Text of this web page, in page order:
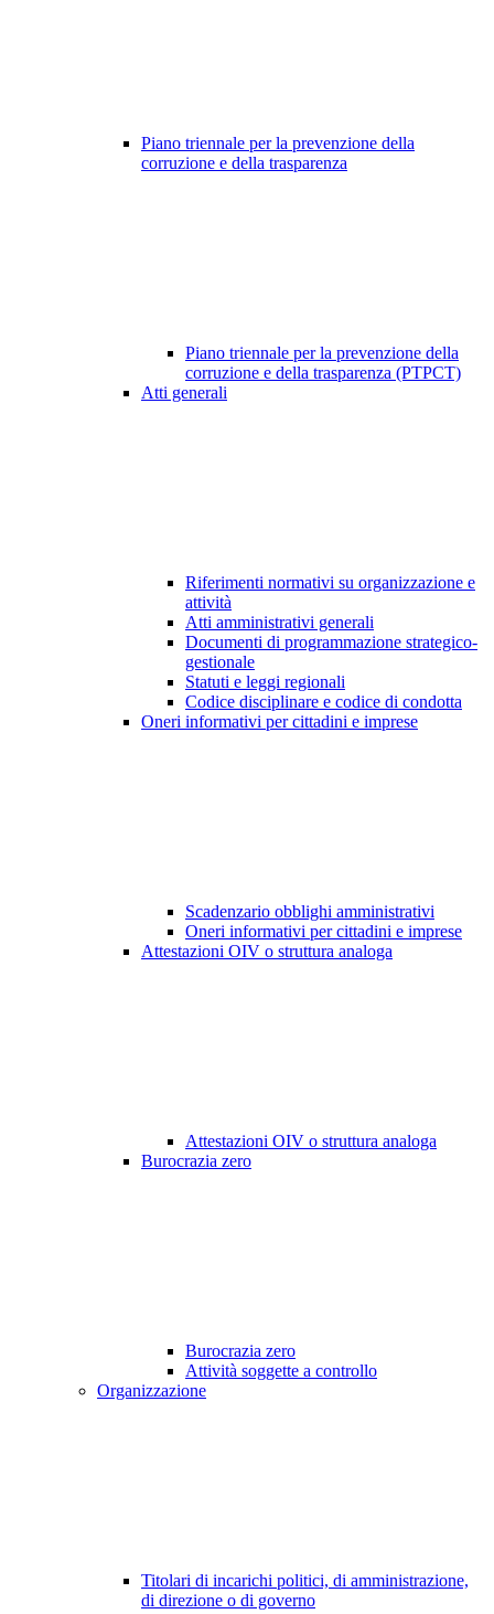
Piano triennale per la prevenzione della
corruzione e della trasparenza
Piano triennale per la prevenzione della
corruzione e della trasparenza (PTPCT)
Atti generali
Riferimenti normativi su organizzazione e
attività
Atti amministrativi generali
Documenti di programmazione strategico-
gestionale
Statuti e leggi regionali
Codice disciplinare e codice di condotta
Oneri informativi per cittadini e imprese
Scadenzario obblighi amministrativi
Oneri informativi per cittadini e imprese
Attestazioni OIV o struttura analoga
Attestazioni OIV o struttura analoga
Burocrazia zero
Burocrazia zero
Attività soggette a controllo
Organizzazione
Titolari di incarichi politici, di amministrazione,
di direzione o di governo